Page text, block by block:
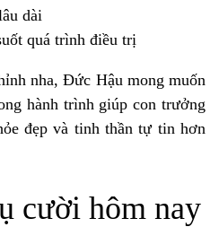
dài
quá trình điều trị
nha, Đức Hậu mong muốn
hành trình giúp con trưởng
đẹp và tinh thần tự tin hơn
cười hôm nay